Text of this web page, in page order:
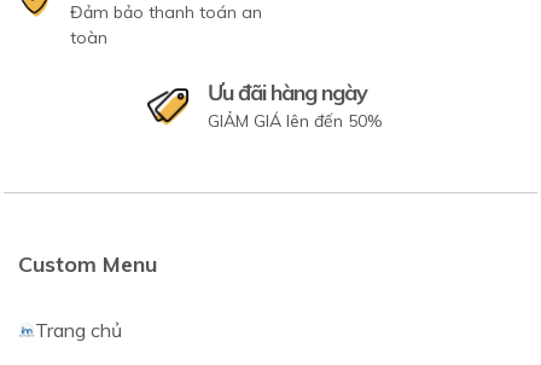
Đảm bảo thanh toán an
toàn
Ưu đãi hàng ngày
GIẢM GIÁ lên đến 50%
Custom Menu
Trang chủ